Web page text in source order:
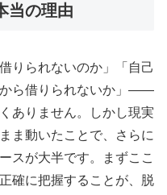
当の理由
りられないのか」「自己
ら借りられないか」——
ありません。しかし現実
ま動いたことで、さらに
スが大半です。まずここ
確に把握することが、脱